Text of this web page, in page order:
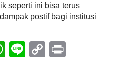
seperti ini bisa terus
postif bagi institusi
WhatsApp
LineCopy